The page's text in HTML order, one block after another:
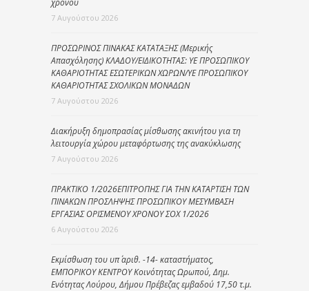
7 Αυγούστου 2026
ΠΡΟΣΩΡΙΝΟΣ ΠΙΝΑΚΑΣ ΚΑΤΑΤΑΞΗΣ (Μερικής
Απασχόλησης) ΚΛΑΔΟΥ/ΕΙΔΙΚΟΤΗΤΑΣ: ΥΕ ΠΡΟΣΩΠΙΚΟΥ
ΚΑΘΑΡΙΟΤΗΤΑΣ ΕΣΩΤΕΡΙΚΩΝ ΧΩΡΩΝ/ΥΕ ΠΡΟΣΩΠΙΚΟΥ
ΚΑΘΑΡΙΟΤΗΤΑΣ ΣΧΟΛΙΚΩΝ ΜΟΝΑΔΩΝ
7 Αυγούστου 2026
Διακήρυξη δημοπρασίας μίσθωσης ακινήτου για τη
λειτουργία χώρου μεταφόρτωσης της ανακύκλωσης
7 Αυγούστου 2026
ΠΡΑΚΤΙΚΟ 1/2026ΕΠΙΤΡΟΠΗΣ ΓΙΑ ΤΗΝ ΚΑΤΑΡΤΙΣΗ ΤΩΝ
ΠΙΝΑΚΩΝ ΠΡΟΣΛΗΨΗΣ ΠΡΟΣΩΠΙΚΟΥ ΜΕΣΥΜΒΑΣΗ
ΕΡΓΑΣΙΑΣ ΟΡΙΣΜΕΝΟΥ ΧΡΟΝΟΥ ΣΟΧ 1/2026
6 Αυγούστου 2026
Εκμίσθωση του υπ΄ αριθ. -14- καταστήματος,
ΕΜΠΟΡΙΚΟΥ ΚΕΝΤΡΟΥ Κοινότητας Ωρωπού, Δημ.
Ενότητας Λούρου, Δήμου Πρέβεζας εμβαδού 17,50 τ.μ.